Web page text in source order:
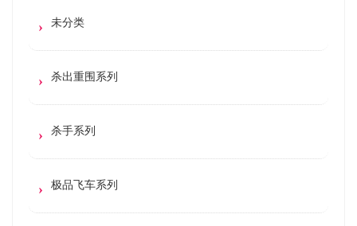
未分类
杀出重围系列
杀手系列
极品飞车系列